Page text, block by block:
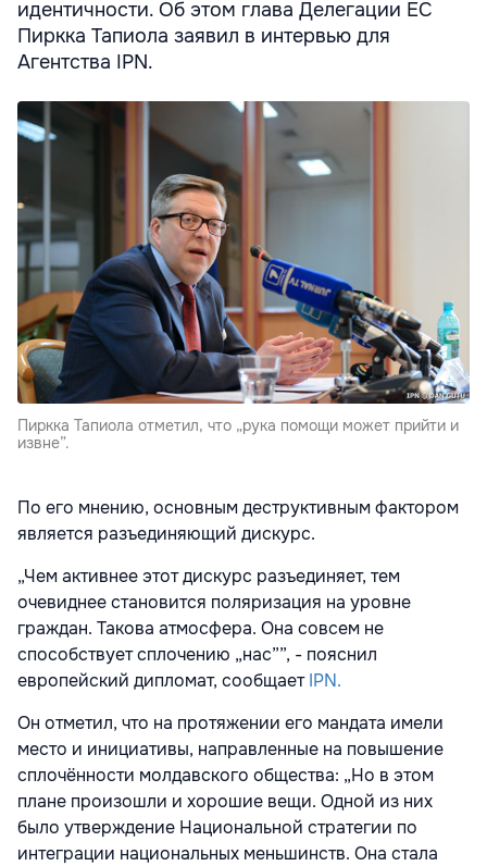
идентичности. Об этом глава Делегации ЕС
Пиркка Тапиола заявил в интервью для
Агентства IPN.
Пиркка Тапиола отметил, что „рука помощи может прийти и
извне”.
По его мнению, основным деструктивным фактором
является разъединяющий дискурс.
„Чем активнее этот дискурс разъединяет, тем
очевиднее становится поляризация на уровне
граждан. Такова атмосфера. Она совсем не
способствует сплочению „нас””, - пояснил
европейский дипломат, сообщаетIPN.
Он отметил, что на протяжении его мандата имели
место и инициативы, направленные на повышение
сплочённости молдавского общества: „Но в этом
плане произошли и хорошие вещи. Одной из них
было утверждение Национальной стратегии по
интеграции национальных меньшинств. Она стала